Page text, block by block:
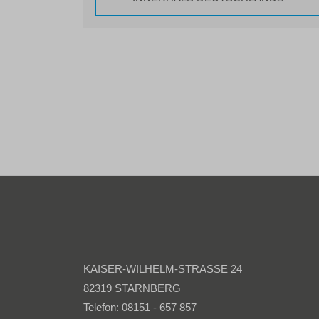
KAISER-WILHELM-STRASSE 24
82319 STARNBERG
Telefon: 08151 - 657 857